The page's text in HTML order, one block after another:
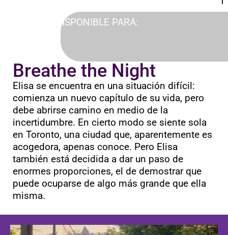
DISPONIBLE PARA:
Breathe the Night
Elisa se encuentra en una situación difícil:
comienza un nuevo capítulo de su vida, pero
debe abrirse camino en medio de la
incertidumbre. En cierto modo se siente sola
en Toronto, una ciudad que, aparentemente es
acogedora, apenas conoce. Pero Elisa
también está decidida a dar un paso de
enormes proporciones, el de demostrar que
puede ocuparse de algo más grande que ella
misma.